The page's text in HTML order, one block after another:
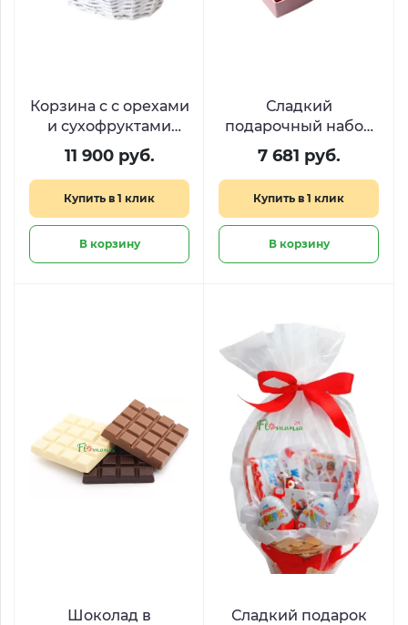
Корзина с с орехами
и сухофруктами
«Караванный путь»
11 900 руб.
Купить в 1 клик
В корзину
Сладкий
подарочный набор
Kinder Heart
7 681 руб.
Купить в 1 клик
В корзину
Шоколад в
Сладкий подарок